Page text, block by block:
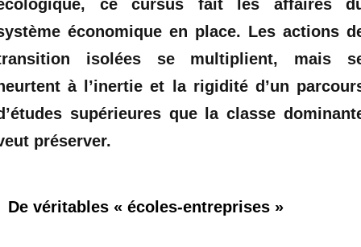
ce cursus fait les affaires
économique en place. Les actions
isolées se multiplient, mais
à l’inertie et la rigidité d’un
supérieures que la classe
préserver.
De véritables « écoles-entreprises »